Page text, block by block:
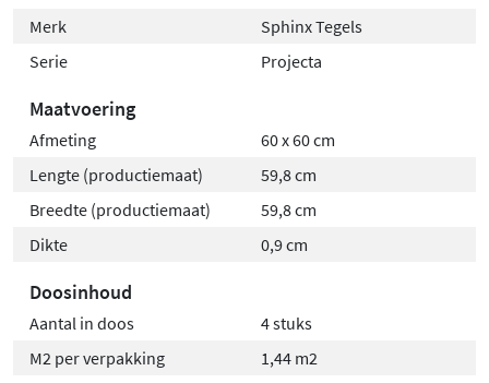
Merk
Sphinx Tegels
Serie
Projecta
Maatvoering
Afmeting
60 x 60 cm
Lengte (productiemaat)
59,8 cm
Breedte (productiemaat)
59,8 cm
Dikte
0,9 cm
Doosinhoud
Aantal in doos
4 stuks
M2 per verpakking
1,44 m2